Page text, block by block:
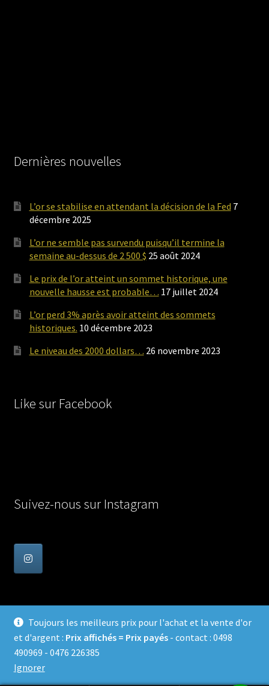
Toujours les meilleurs prix pour l'achat et la vente d'or
et d'argent : Prix affichés = Prix payés- contact : 0498
490969 - 0476 226385
Ignorer
Dernières nouvelles
L’or se stabilise en attendant la décision de la Fed 7
décembre 2025
L’or ne semble pas survendu puisqu’il termine la
semaine au-dessus de 2 500 $ 25 août 2024
Le prix de l’or atteint un sommet historique, une
nouvelle hausse est probable… 17 juillet 2024
L’or perd 3% après avoir atteint des sommets
historiques. 10 décembre 2023
Le niveau des 2000 dollars… 26 novembre 2023
Like sur Facebook
Suivez-nous sur Instagram
© Achat Or en Belgique 2026
Confidentialité
Built with WooCommerce